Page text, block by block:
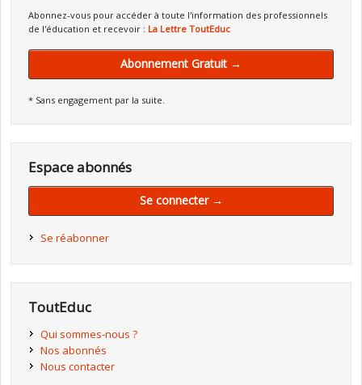
Abonnez-vous pour accéder à toute l'information des professionnels
de l'éducation et recevoir : La Lettre ToutEduc
Abonnement Gratuit →
* Sans engagement par la suite.
Espace abonnés
Se connecter →
Se réabonner
ToutEduc
Qui sommes-nous ?
Nos abonnés
Nous contacter